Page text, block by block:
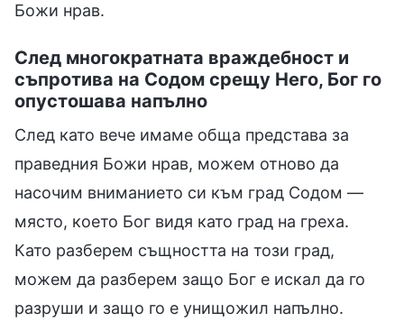
Божи нрав.
След многократната враждебност и
съпротива на Содом срещу Него, Бог го
опустошава напълно
След като вече имаме обща представа за
праведния Божи нрав, можем отново да
насочим вниманието си към град Содом —
място, което Бог видя като град на греха.
Като разберем същността на този град,
можем да разберем защо Бог е искал да го
разруши и защо го е унищожил напълно.